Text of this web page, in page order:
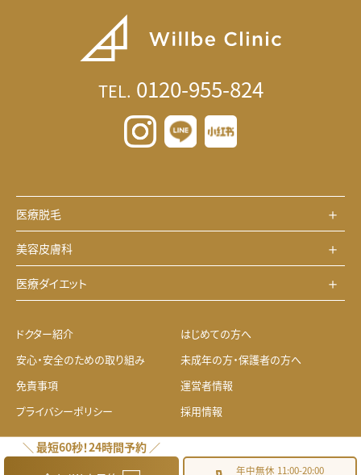
TEL. 0120-955-824
医療脱毛
美容皮膚科
医療ダイエット
ドクター紹介
はじめての方へ
安心・安全のための取り組み
未成年の方・保護者の方へ
免責事項
運営者情報
プライバシーポリシー
採用情報
© 2021-2026 Willbe Clinic.
＼ 最短60秒！24時間予約 ／
年中無休 11:00-20:00